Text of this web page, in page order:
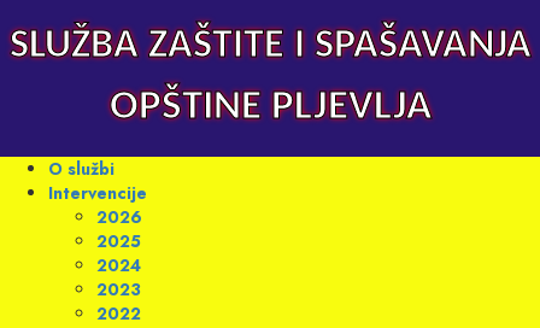
to
content
SLUŽBA ZAŠTITE I SPAŠAVANJA
OPŠTINE PLJEVLJA
Primary
Menu
O službi
Intervencije
2026
2025
2024
2023
2022